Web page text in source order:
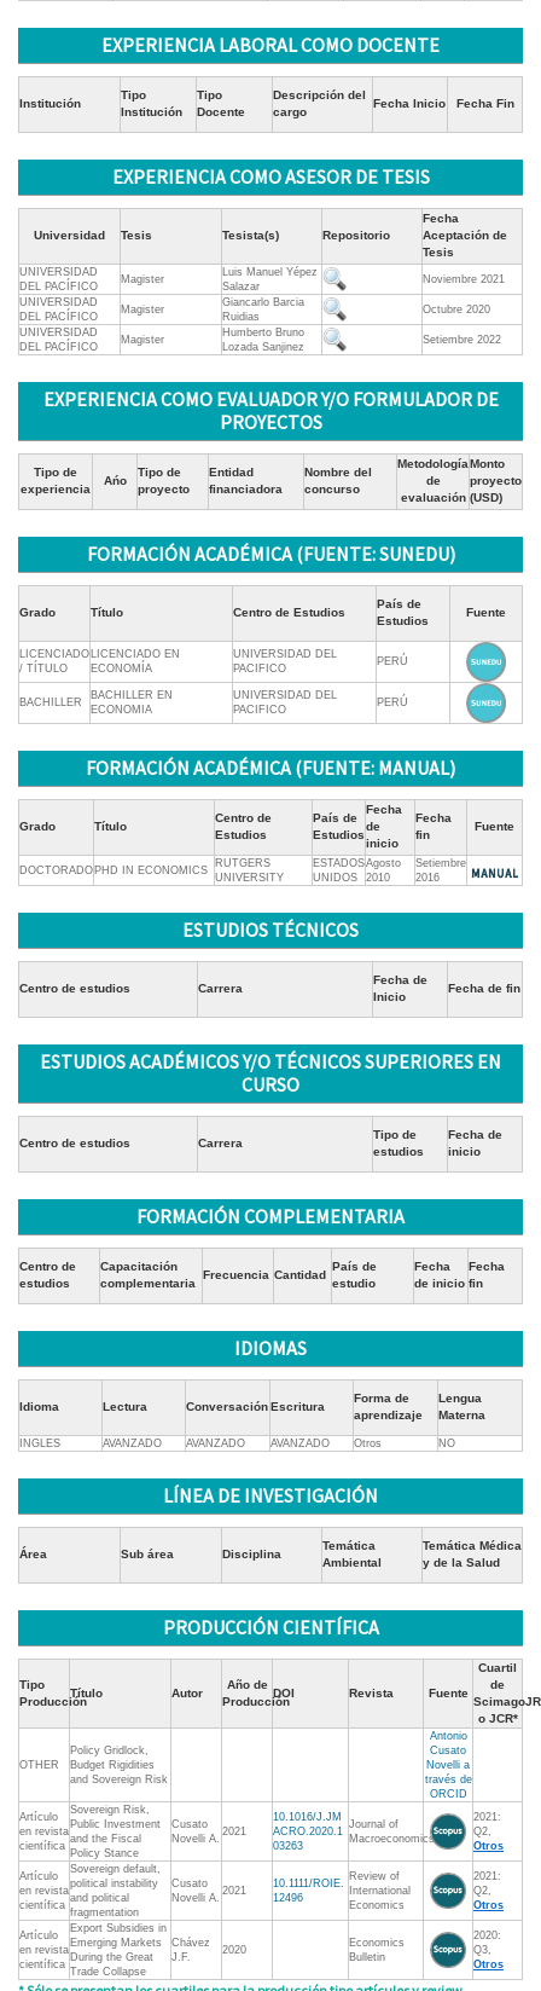
EXPERIENCIA LABORAL COMO DOCENTE
Institución
Tipo
Institución
Tipo
Docente
Descripción del
cargo
Fecha Inicio Fecha Fin
EXPERIENCIA COMO ASESOR DE TESIS
Universidad Tesis Tesista(s) Repositorio
Fecha
Aceptación de
Tesis
UNIVERSIDAD
DEL PACÍFICO
Magister
Luis Manuel Yépez
Salazar
Noviembre 2021
UNIVERSIDAD
DEL PACÍFICO
Magister
Giancarlo Barcia
Ruidias
Octubre 2020
UNIVERSIDAD
DEL PACÍFICO
Magister
Humberto Bruno
Lozada Sanjinez
Setiembre 2022
EXPERIENCIA COMO EVALUADOR Y/O FORMULADOR DE
PROYECTOS
Tipo de
experiencia
Ańo
Tipo de
proyecto
Entidad
financiadora
Nombre del
concurso
Metodología
de
evaluación
Monto
proyecto
(USD)
FORMACIÓN ACADÉMICA (FUENTE: SUNEDU)
Grado Título Centro de Estudios
País de
Estudios
Fuente
LICENCIADO
/ TÍTULO
LICENCIADO EN
ECONOMÍA
UNIVERSIDAD DEL
PACIFICO
PERÚ
BACHILLER
BACHILLER EN
ECONOMIA
UNIVERSIDAD DEL
PACIFICO
PERÚ
FORMACIÓN ACADÉMICA (FUENTE: MANUAL)
Grado Título
Centro de
Estudios
País de
Estudios
Fecha
de
inicio
Fecha
fin
Fuente
DOCTORADO PHD IN ECONOMICS
RUTGERS
UNIVERSITY
ESTADOS
UNIDOS
Agosto
2010
Setiembre
2016
ESTUDIOS TÉCNICOS
Centro de estudios Carrera
Fecha de
Inicio
Fecha de fin
ESTUDIOS ACADÉMICOS Y/O TÉCNICOS SUPERIORES EN
CURSO
Centro de estudios Carrera
Tipo de
estudios
Fecha de
inicio
FORMACIÓN COMPLEMENTARIA
Centro de
estudios
Capacitación
complementaria
Frecuencia Cantidad
País de
estudio
Fecha
de inicio
Fecha
fin
IDIOMAS
Idioma Lectura ConversaciónEscritura
Forma de
aprendizaje
Lengua
Materna
INGLES AVANZADO AVANZADO AVANZADO Otros NO
LÍNEA DE INVESTIGACIÓN
Área Sub área Disciplina
Temática
Ambiental
Temática Médica
y de la Salud
PRODUCCIÓN CIENTÍFICA
Tipo
Producción
Título Autor
Año de
Producción
DOI Revista Fuente
Cuartil
de
ScimagoJR
o JCR*
OTHER
Policy Gridlock,
Budget Rigidities
and Sovereign Risk
Antonio
Cusato
Novelli a
través de
ORCID
Artículo
en revista
científica
Sovereign Risk,
Public Investment
and the Fiscal
Policy Stance
Cusato
Novelli A.
2021
10.1016/J.JM
ACRO.2020.1
03263
Journal of
Macroeconomics
2021:
Q2,
Otros
Artículo
en revista
científica
Sovereign default,
political instability
and political
fragmentation
Cusato
Novelli A.
2021
10.1111/ROIE.
12496
Review of
International
Economics
2021:
Q2,
Otros
Artículo
en revista
científica
Export Subsidies in
Emerging Markets
During the Great
Trade Collapse
Chávez
J.F.
2020
Economics
Bulletin
2020:
Q3,
Otros